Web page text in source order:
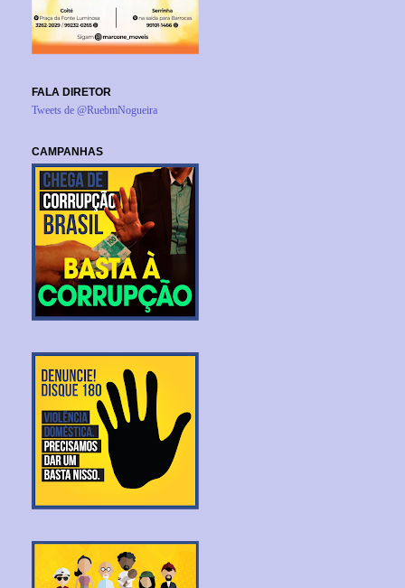
FALA DIRETOR
Tweets de @RuebmNogueira
CAMPANHAS